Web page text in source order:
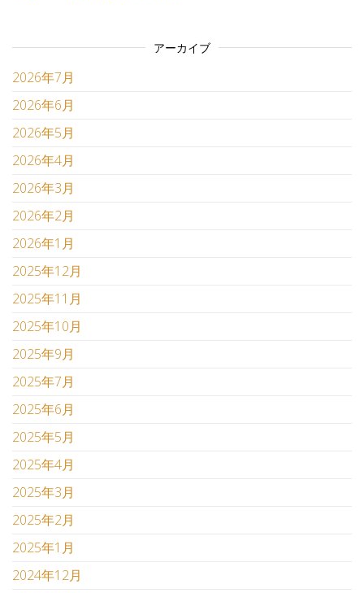
アーカイブ
2026年7月
2026年6月
2026年5月
2026年4月
2026年3月
2026年2月
2026年1月
2025年12月
2025年11月
2025年10月
2025年9月
2025年7月
2025年6月
2025年5月
2025年4月
2025年3月
2025年2月
2025年1月
2024年12月